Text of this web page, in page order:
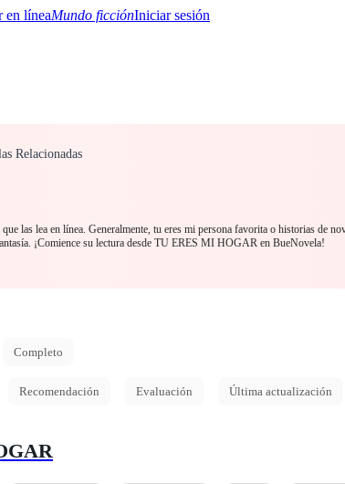
Mundo ficciónIniciar sesión
Relacionadas
las lea en línea. Generalmente, tu eres mi persona favorita o historias de
¡Comience su lectura desde TU ERES MI HOGAR en BueNovela!
Completo
Recomendación Evaluación Última actualización